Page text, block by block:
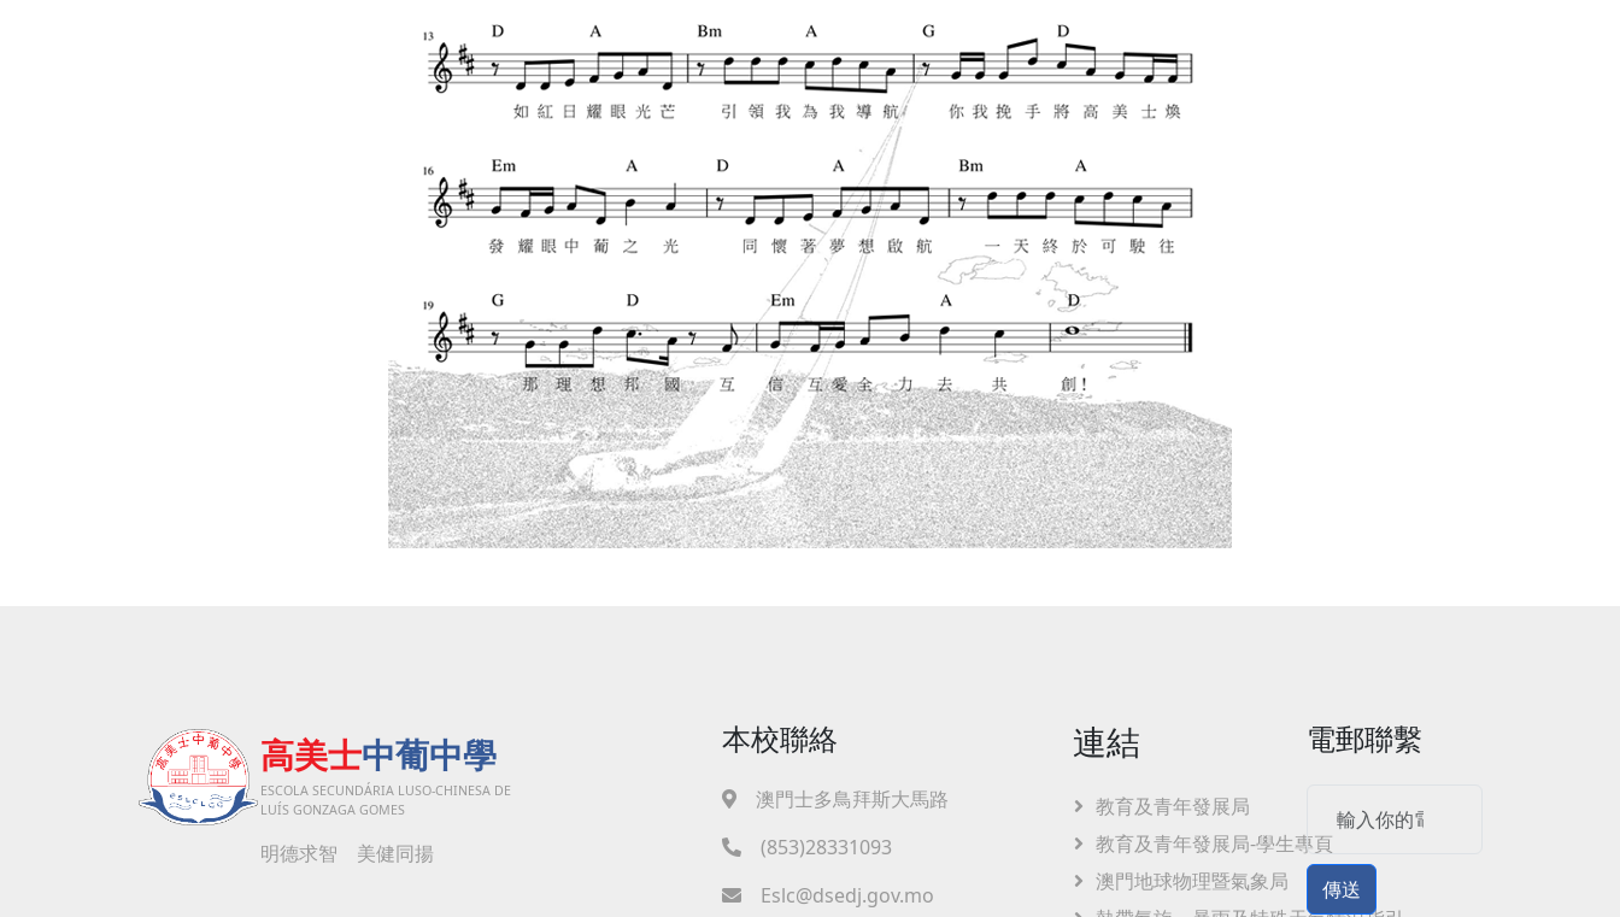
高美士中葡中學
ESCOLA SECUNDÁRIA LUSO-CHINESA DE
LUÍS GONZAGA GOMES
明德求智 美健同揚
本校聯絡
澳門士多鳥拜斯大馬路
(853)28331093
Eslc@dsedj.gov.mo
連結
教育及青年發展局
教育及青年發展局-學生專頁
澳門地球物理暨氣象局
電郵聯繫
傳送